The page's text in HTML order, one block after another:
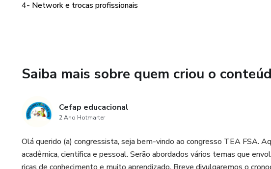
4- Network e trocas profissionais
Saiba mais sobre quem criou o
Cefap educacional
2 Ano Hotmarter
Olá querido (a) congressista, seja bem-vindo ao congresso TEA FSA.
acadêmica, científica e pessoal. Serão abordados vários temas que